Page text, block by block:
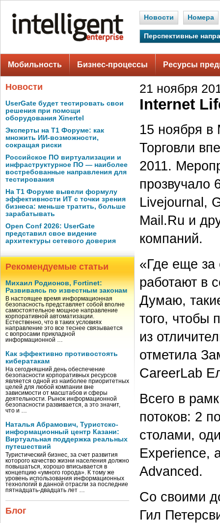
Новости Номера
Перспективные
Мобильность Бизнес-процессы Ресурсы
Новости
UserGate будет тестировать свои
решения при помощи
оборудования Xinertel
Эксперты на Т1 Форуме: как
множить ИИ-возможности,
сокращая риски
Российское ПО виртуализации и
инфраструктурное ПО — наиболее
востребованные направления для
тестирования
На Т1 Форуме вывели формулу
эффективности ИТ с точки зрения
бизнеса: меньше тратить, больше
зарабатывать
Open Conf 2026: UserGate
представил свое видение
архитектуры сетевого доверия
Рекомендуемые статьи
Михаил Родионов, Fortinet:
Развиваясь по известным законам
В настоящее время информационная
безопасность представляет собой вполне
самостоятельное мощное направление
корпоративной автоматизации.
Естественно, что в таких условиях
направление это все теснее связывается
с вопросами прикладной
информационной …
Как эффективно противостоять
кибератакам
На сегодняшний день обеспечение
безопасности корпоративных ресурсов
является одной из наиболее приоритетных
целей для любой компании вне
зависимости от масштабов и сферы
деятельности. Рынок информационной
безопасности развивается, а это значит,
что и …
Наталья Абрамович, Туристско-
информационный центр Казани:
Виртуальная поддержка реальных
путешествий
Туристический бизнес, за счет развития
которого качество жизни населения должно
повышаться, хорошо вписывается в
концепцию «умного города». К тому же
уровень использования информационных
технологий в данной отрасли за последние
пятнадцать-двадцать лет …
Блог
21 ноября
Internet
15 ноября
Торговли
2011.
прозвучало
Livejournal,
Mail.Ru и
компаний.
«Где еще за
работают в
Думаю,
того, чтобы
из
отметила
CareerLab
Всего в
потоков: 2
столами,
Experience,
Advanced.
Со своими
Гил